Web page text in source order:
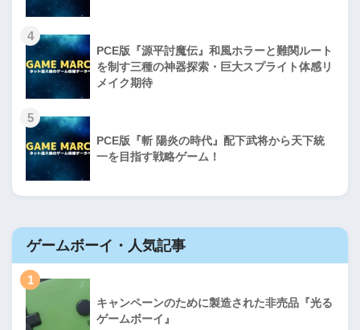
4
PCE版『源平討魔伝』和風ホラーと難関ルート
を制す三種の神器探索・巨大スプライト体感リ
メイク期待
5
PCE版『斬 陽炎の時代』配下武将から天下統
一を目指す戦略ゲーム！
ゲームボーイ・人気記事
1
キャンペーンのために製造された非売品『光る
ゲームボーイ』